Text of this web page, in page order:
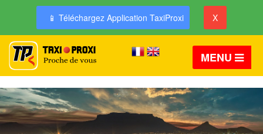
📱 Téléchargez Application TaxiProxi X
MENU